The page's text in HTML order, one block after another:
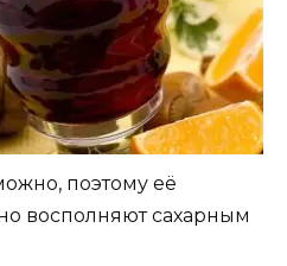
поэтому её
восполняют сахарным